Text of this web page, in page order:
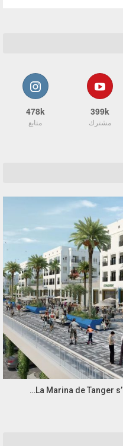
399k
مشترك
478k
متابع
La Marina de Tanger